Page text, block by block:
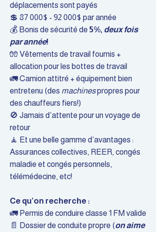
déplacements sont payés
💲 87 000$ - 92 000$ par année
💰 Bonis de sécurité de 5%, deux fois
par année!
🧤 Vêtements de travail fournis +
allocation pour les bottes de travail
🚛 Camion attitré + équipement bien
entretenu (des machinespropres pour
des chauffeurs fiers!)
🚫 Jamais d’attente pour un voyage de
retour
🧘 Et une belle gamme d’avantages :
Assurances collectives, REER, congés
maladie et congés personnels,
télémédecine, etc!
Ce qu’on recherche :
🚛 Permis de conduire classe 1 FM valide
📄 Dossier de conduite propre (on aime